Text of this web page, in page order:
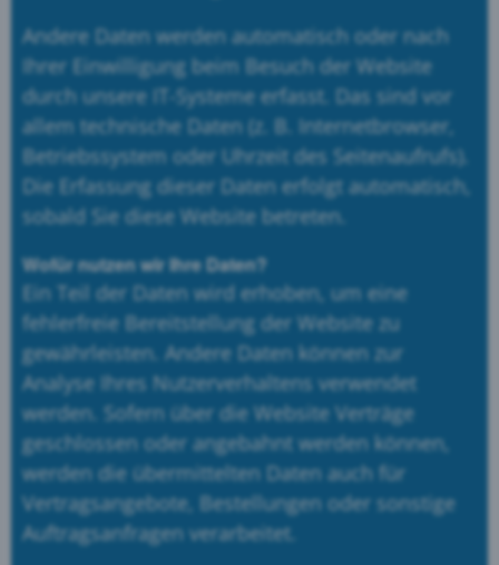
Andere Daten werden automatisch oder nach
Ihrer Einwilligung beim Besuch der Website
durch unsere IT-Systeme erfasst. Das sind vor
allem technische Daten (z. B. Internetbrowser,
Betriebssystem oder Uhrzeit des Seitenaufrufs).
Die Erfassung dieser Daten erfolgt automatisch,
sobald Sie diese Website betreten.
Wofür nutzen wir Ihre Daten?
Ein Teil der Daten wird erhoben, um eine
fehlerfreie Bereitstellung der Website zu
gewährleisten. Andere Daten können zur
Analyse Ihres Nutzerverhaltens verwendet
werden. Sofern über die Website Verträge
geschlossen oder angebahnt werden können,
werden die übermittelten Daten auch für
Vertragsangebote, Bestellungen oder sonstige
Auftragsanfragen verarbeitet.